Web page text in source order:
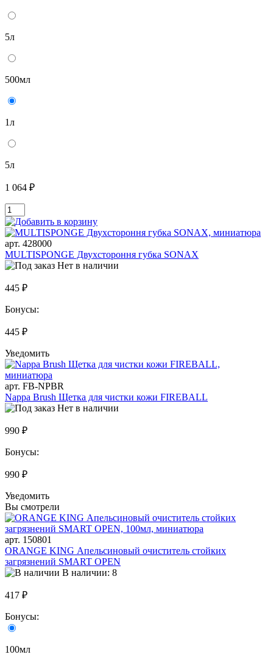
5л
500мл
1л
5л
1 064 ₽
арт. 428000
MULTISPONGE Двухстороння губка SONAX
Нет в наличии
445 ₽
Бонусы:
445 ₽
Уведомить
арт. FB-NPBR
Nappa Brush Щетка для чистки кожи FIREBALL
Нет в наличии
990 ₽
Бонусы:
990 ₽
Уведомить
Вы смотрели
арт. 150801
ORANGE KING Апельсиновый очиститель стойких
загрязнений SMART OPEN
В наличии: 8
417 ₽
Бонусы:
100мл